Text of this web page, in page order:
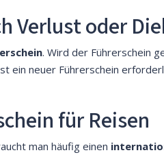
Verlust oder
. Wird der Führerschein
ein neuer Führerschein
für Reisen
man häufig einen